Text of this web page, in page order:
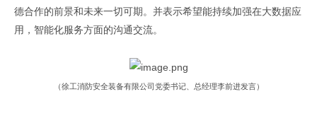
德合作的前景和未来一切可期。并表示希望能持续加强在大数据应
用，智能化服务方面的沟通交流。
（徐工消防安全装备有限公司党委书记、总经理李前进发言）